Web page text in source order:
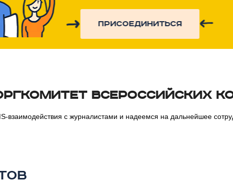
присоединиться
Всероссийских
взаимодействия с журналистами и надеемся на дальнейшее